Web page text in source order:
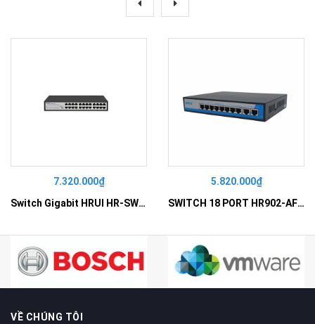
7.320.000₫
Switch Gigabit HRUI HR-SWG10240D
5.820.000₫
SWITCH 18 PORT HR902-AF162G-300 – Switch PoE 16 Cổng
VỀ CHÚNG TÔI